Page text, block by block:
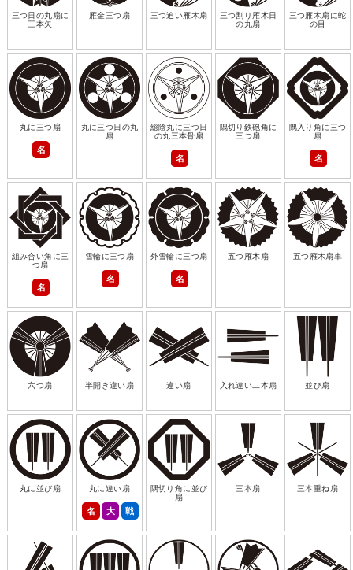
三つ日の丸扇に
三本矢
雁金三つ扇 三つ追い雁木扇
三つ割り雁木日
の丸扇
三つ雁木扇に蛇
の目
丸に三つ扇
名
丸に三つ日の丸
扇
総陰丸に三つ日
の丸三本骨扇
名
隅切り鉄砲角に
三つ扇
隅入り角に三つ
扇
名
組み合い角に三
つ扇
名
雪輪に三つ扇
名
外雪輪に三つ扇
名
五つ雁木扇 五つ雁木扇車
六つ扇 半開き違い扇 違い扇 入れ違い二本扇 並び扇
丸に並び扇 丸に違い扇
名 大 戦
隅切り角に並び
扇
三本扇 三本重ね扇